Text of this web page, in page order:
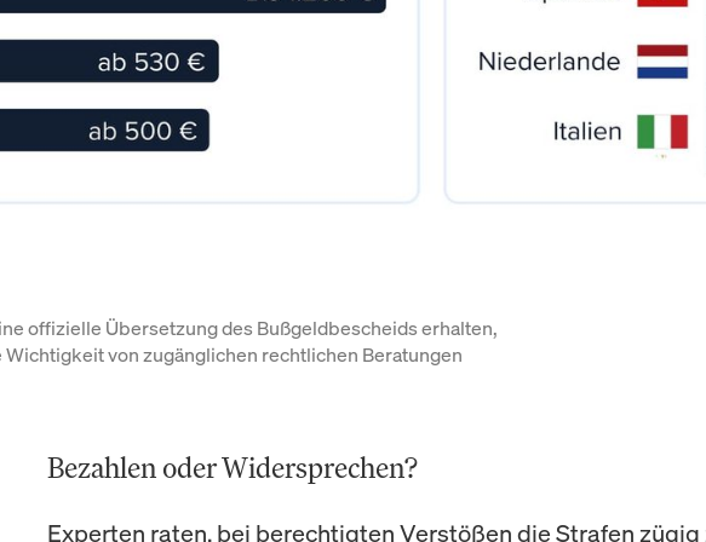
offizielle Übersetzung des Bußgeldbescheids erhalten,
von zugänglichen rechtlichen Beratungen
Bezahlen oder Widersprechen?
Experten raten, bei berechtigten Verstößen die Strafen zügig